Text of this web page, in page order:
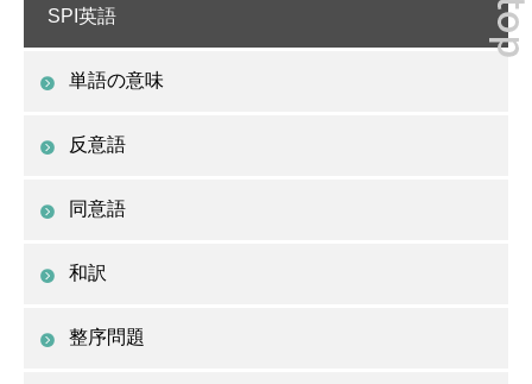
SPI英語
単語の意味
反意語
同意語
和訳
整序問題